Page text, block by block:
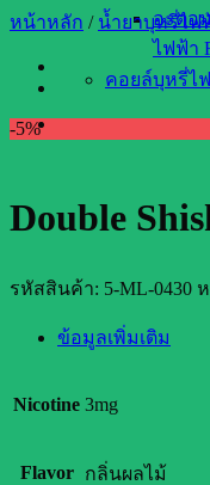
อะตอ
ไฟฟ้า
คอยล์บุหรี่ไ
หน้าหลัก / น้ำยาบุหรี่ไฟ
-5%
Double
รหัสสินค้า: 5-ML-0430
ข้อมูลเพิ่มเติม
Nicotine 3mg
Flavor กลิ่นผลไม้